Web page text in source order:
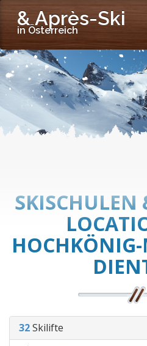
& Après-Ski
in Österreich
SKISCHULEN
32Skilifte